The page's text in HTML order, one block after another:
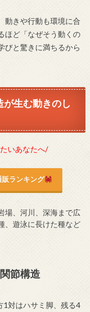
動きや行動も環境に合
ほど「なぜそう動くの
びと驚きに満ちるから
が生む動きのし
いあなたへ/
ランキング
場、河川、深海まで広
、遊泳に長けた種など
節構造
1対はハサミ脚、残る4